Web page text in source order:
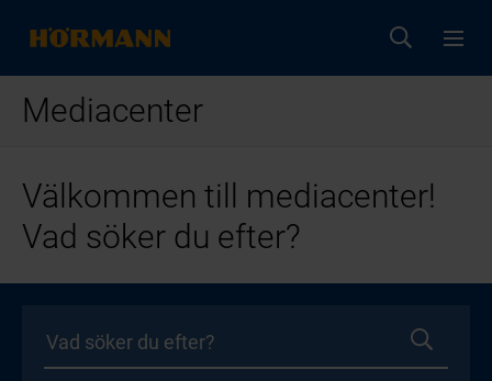
Mediacenter
Välkommen till mediacenter!
Vad söker du efter?